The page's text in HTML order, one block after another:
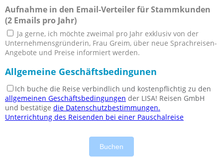
Aufnahme in den Email-Verteiler für Stammkunden
(2 Emails pro Jahr)
Ja gerne, ich möchte zweimal pro Jahr exklusiv von der
Unternehmensgründerin, Frau Greim, über neue Sprachreisen-
Angebote und Preise informiert werden.
Allgemeine Geschäftsbedingunen
Ich buche die Reise verbindlich und kostenpflichtig zu den
allgemeinen Geschäftsbedingungen der LISA! Reisen GmbH
und bestätige die Datenschutzbestimmungen.
Unterrichtung des Reisenden bei einer Pauschalreise
Buchen